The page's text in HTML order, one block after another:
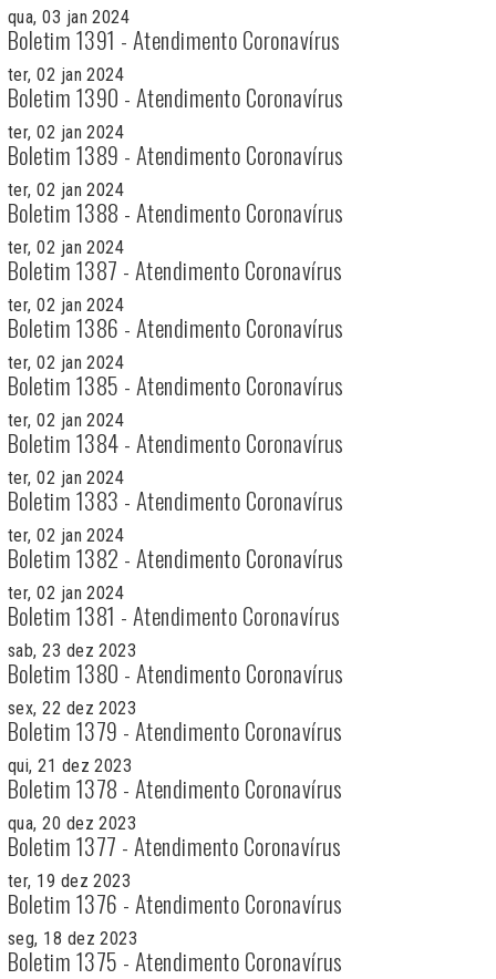
qua, 03 jan 2024
Boletim 1391 - Atendimento Coronavírus
ter, 02 jan 2024
Boletim 1390 - Atendimento Coronavírus
ter, 02 jan 2024
Boletim 1389 - Atendimento Coronavírus
ter, 02 jan 2024
Boletim 1388 - Atendimento Coronavírus
ter, 02 jan 2024
Boletim 1387 - Atendimento Coronavírus
ter, 02 jan 2024
Boletim 1386 - Atendimento Coronavírus
ter, 02 jan 2024
Boletim 1385 - Atendimento Coronavírus
ter, 02 jan 2024
Boletim 1384 - Atendimento Coronavírus
ter, 02 jan 2024
Boletim 1383 - Atendimento Coronavírus
ter, 02 jan 2024
Boletim 1382 - Atendimento Coronavírus
ter, 02 jan 2024
Boletim 1381 - Atendimento Coronavírus
sab, 23 dez 2023
Boletim 1380 - Atendimento Coronavírus
sex, 22 dez 2023
Boletim 1379 - Atendimento Coronavírus
qui, 21 dez 2023
Boletim 1378 - Atendimento Coronavírus
qua, 20 dez 2023
Boletim 1377 - Atendimento Coronavírus
ter, 19 dez 2023
Boletim 1376 - Atendimento Coronavírus
seg, 18 dez 2023
Boletim 1375 - Atendimento Coronavírus